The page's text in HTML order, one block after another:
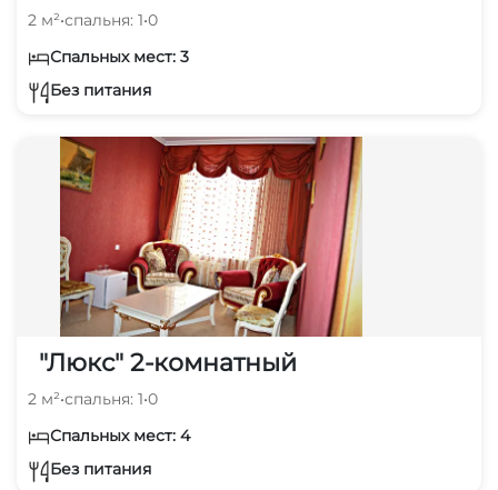
2 м²•спальня: 1•0
Спальных мест: 3
Без питания
"Люкс" 2-комнатный
2 м²•спальня: 1•0
Спальных мест: 4
Без питания